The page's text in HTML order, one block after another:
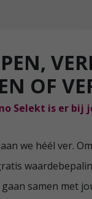
OF
Selekt is er bij
we héél ver.
gaan samen met